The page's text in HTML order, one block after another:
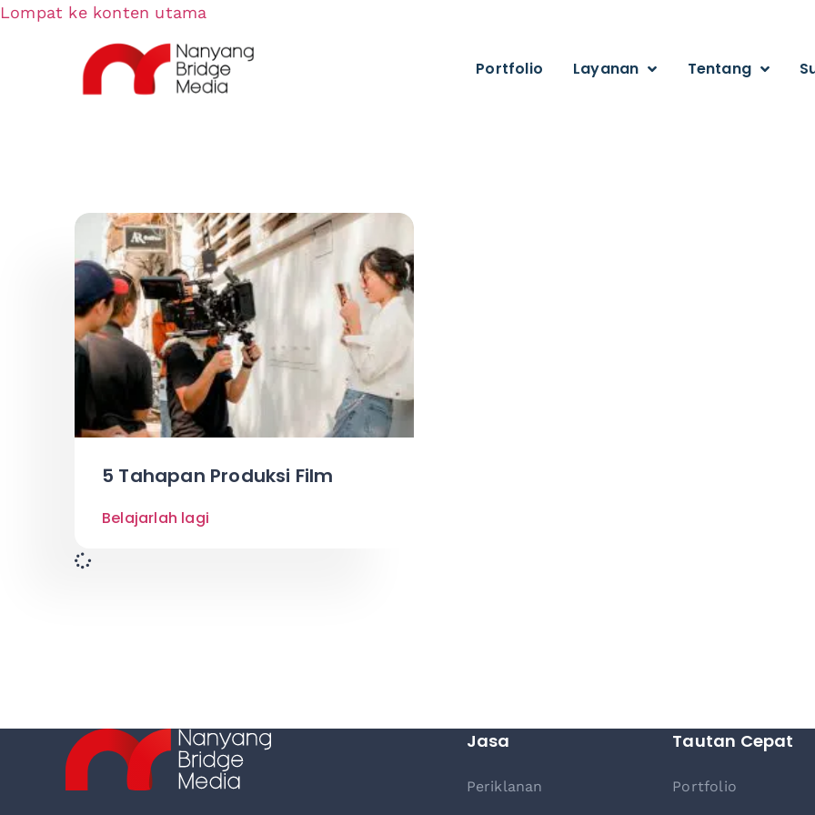
Lompat ke konten utama
Portfolio Layanan Tentang
5 Tahapan Produksi Film
Belajarlah lagi
Jasa
Periklanan
Tautan Cepat
Portfolio